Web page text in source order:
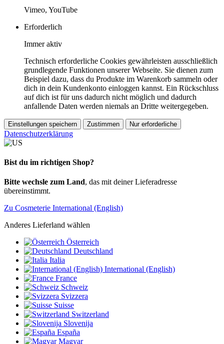
Vimeo, YouTube
Erforderlich
Immer aktiv
Technisch erforderliche Cookies gewährleisten ausschließlich
grundlegende Funktionen unserer Webseite. Sie dienen zum
Beispiel dazu, dass du Produkte im Warenkorb sammeln oder
dich in dein Kundenkonto einloggen kannst. Ein Rückschluss
auf dich ist für uns dadurch nicht möglich und dadurch
anfallende Daten werden niemals an Dritte weitergegeben.
Einstellungen speichern Zustimmen Nur erforderliche
Datenschutzerklärung
Bist du im richtigen Shop?
Bitte wechsle zum Land, das mit deiner Lieferadresse
übereinstimmt.
Zu Cosmeterie International (English)
Anderes Lieferland wählen
Österreich
Deutschland
Italia
International (English)
France
Schweiz
Svizzera
Suisse
Switzerland
Slovenija
España
Magyar